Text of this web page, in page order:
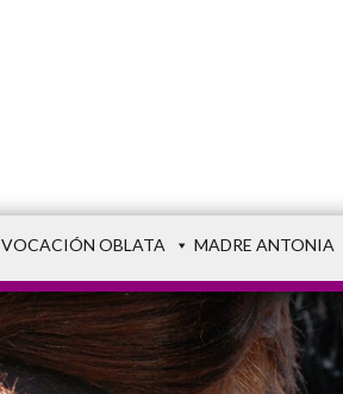
VOCACIÓN OBLATA MADRE ANTONIA